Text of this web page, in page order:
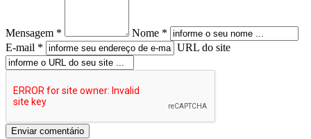
Mensagem *
Nome *
E-mail *
URL do site